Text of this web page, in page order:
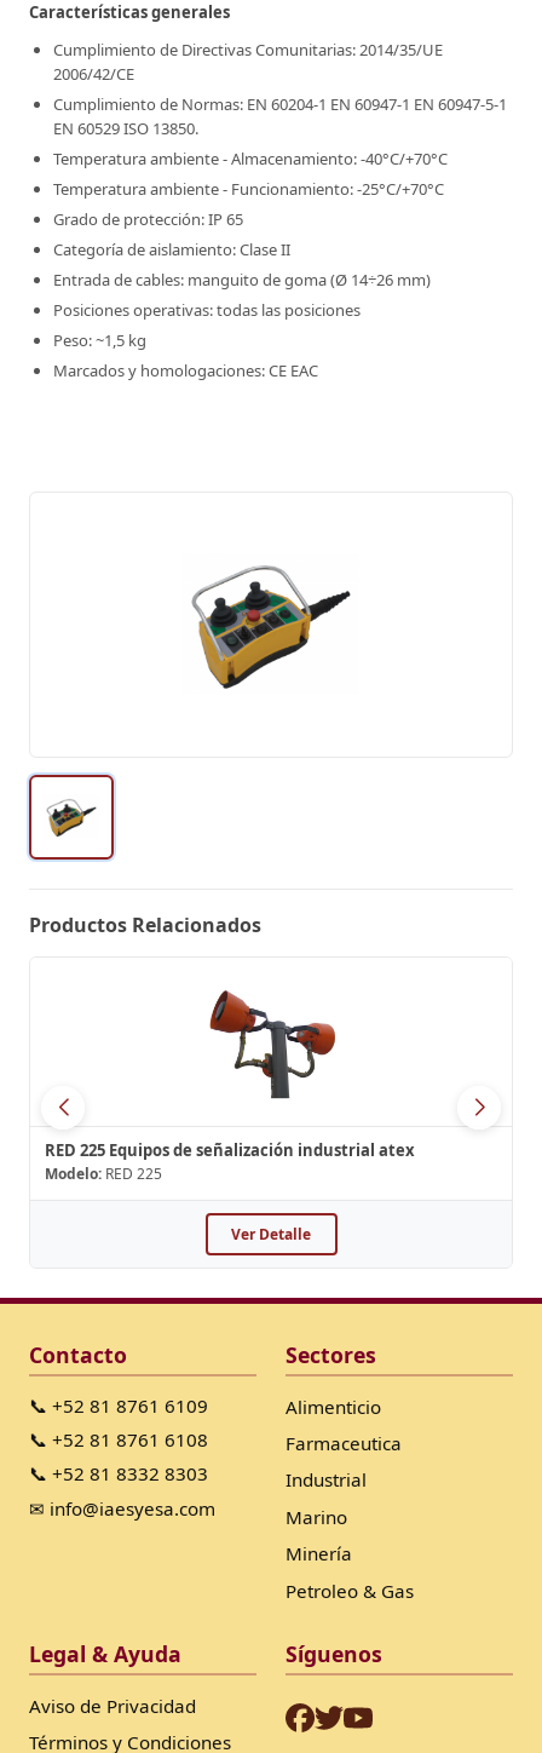
Productos Relacionados
RED 225 Equipos de señalización industrial atex
Modelo: RED 225
Ver Detalle
Características generales
Cumplimiento de Directivas Comunitarias: 2014/35/UE
2006/42/CE
Cumplimiento de Normas: EN 60204-1 EN 60947-1 EN 60947-5-1
EN 60529 ISO 13850.
Temperatura ambiente - Almacenamiento: -40°C/+70°C
Temperatura ambiente - Funcionamiento: -25°C/+70°C
Grado de protección: IP 65
Categoría de aislamiento: Clase II
Entrada de cables: manguito de goma (Ø 14÷26 mm)
Posiciones operativas: todas las posiciones
Peso: ~1,5 kg
Marcados y homologaciones: CE EAC
Contacto
📞 +52 81 8761 6109
📞 +52 81 8761 6108
📞 +52 81 8332 8303
✉ info@iaesyesa.com
Sectores
Alimenticio
Farmaceutica
Industrial
Marino
Minería
Petroleo & Gas
Legal & Ayuda
Aviso de Privacidad
Términos y Condiciones
Síguenos